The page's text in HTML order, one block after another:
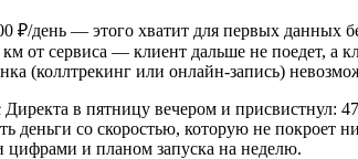
₽/день — этого хватит для первых данных
от сервиса — клиент дальше не поедет, а
(коллтрекинг или онлайн-запись)
в пятницу вечером и присвистнул:
деньги со скоростью, которую не
и планом запуска на неделю.